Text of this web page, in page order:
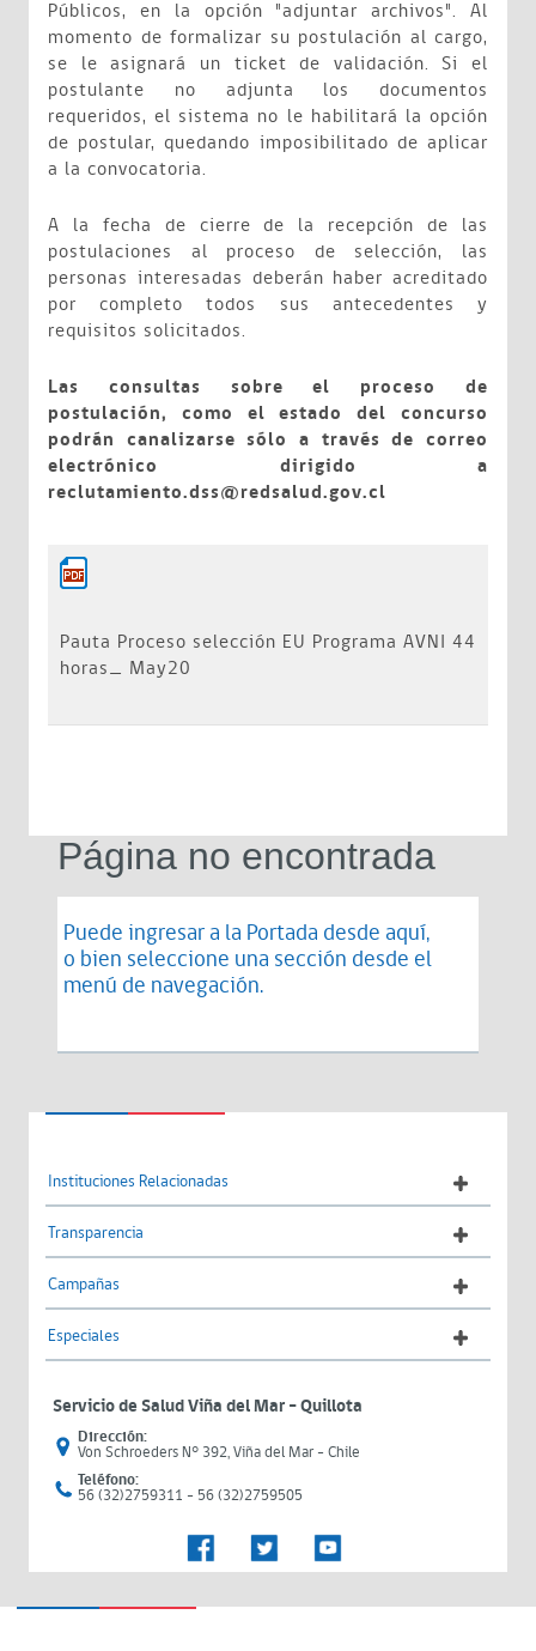
Públicos, en la opción "adjuntar archivos". Al
momento de formalizar su postulación al cargo,
se le asignará un ticket de validación. Si el
postulante no adjunta los documentos
requeridos, el sistema no le habilitará la opción
de postular, quedando imposibilitado de aplicar
a la convocatoria.
A la fecha de cierre de la recepción de las
postulaciones al proceso de selección, las
personas interesadas deberán haber acreditado
por completo todos sus antecedentes y
requisitos solicitados.
Las consultas sobre el proceso de
postulación, como el estado del concurso
podrán canalizarse sólo a través de correo
electrónico dirigido a
reclutamiento.dss@redsalud.gov.cl
Pauta Proceso selección EU Programa AVNI 44
horas_ May20
Página no encontrada
Puede ingresar a la Portada desde aquí,
o bien seleccione una sección desde el
menú de navegación.
Instituciones Relacionadas
Transparencia
Campañas
Especiales
Servicio de Salud Viña del Mar – Quillota
Dirección:
Von Schroeders N° 392, Viña del Mar - Chile
Teléfono:
56 (32)2759311 - 56 (32)2759505